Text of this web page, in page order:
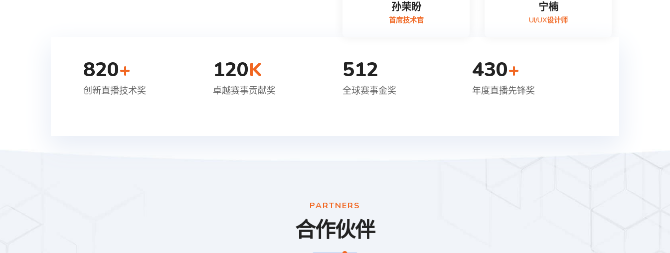
孙茉盼
首席技术官
宁楠
UI/UX设计师
820+
创新直播技术奖
120K
卓越赛事贡献奖
512
全球赛事金奖
430+
年度直播先锋奖
PARTNERS
合作伙伴